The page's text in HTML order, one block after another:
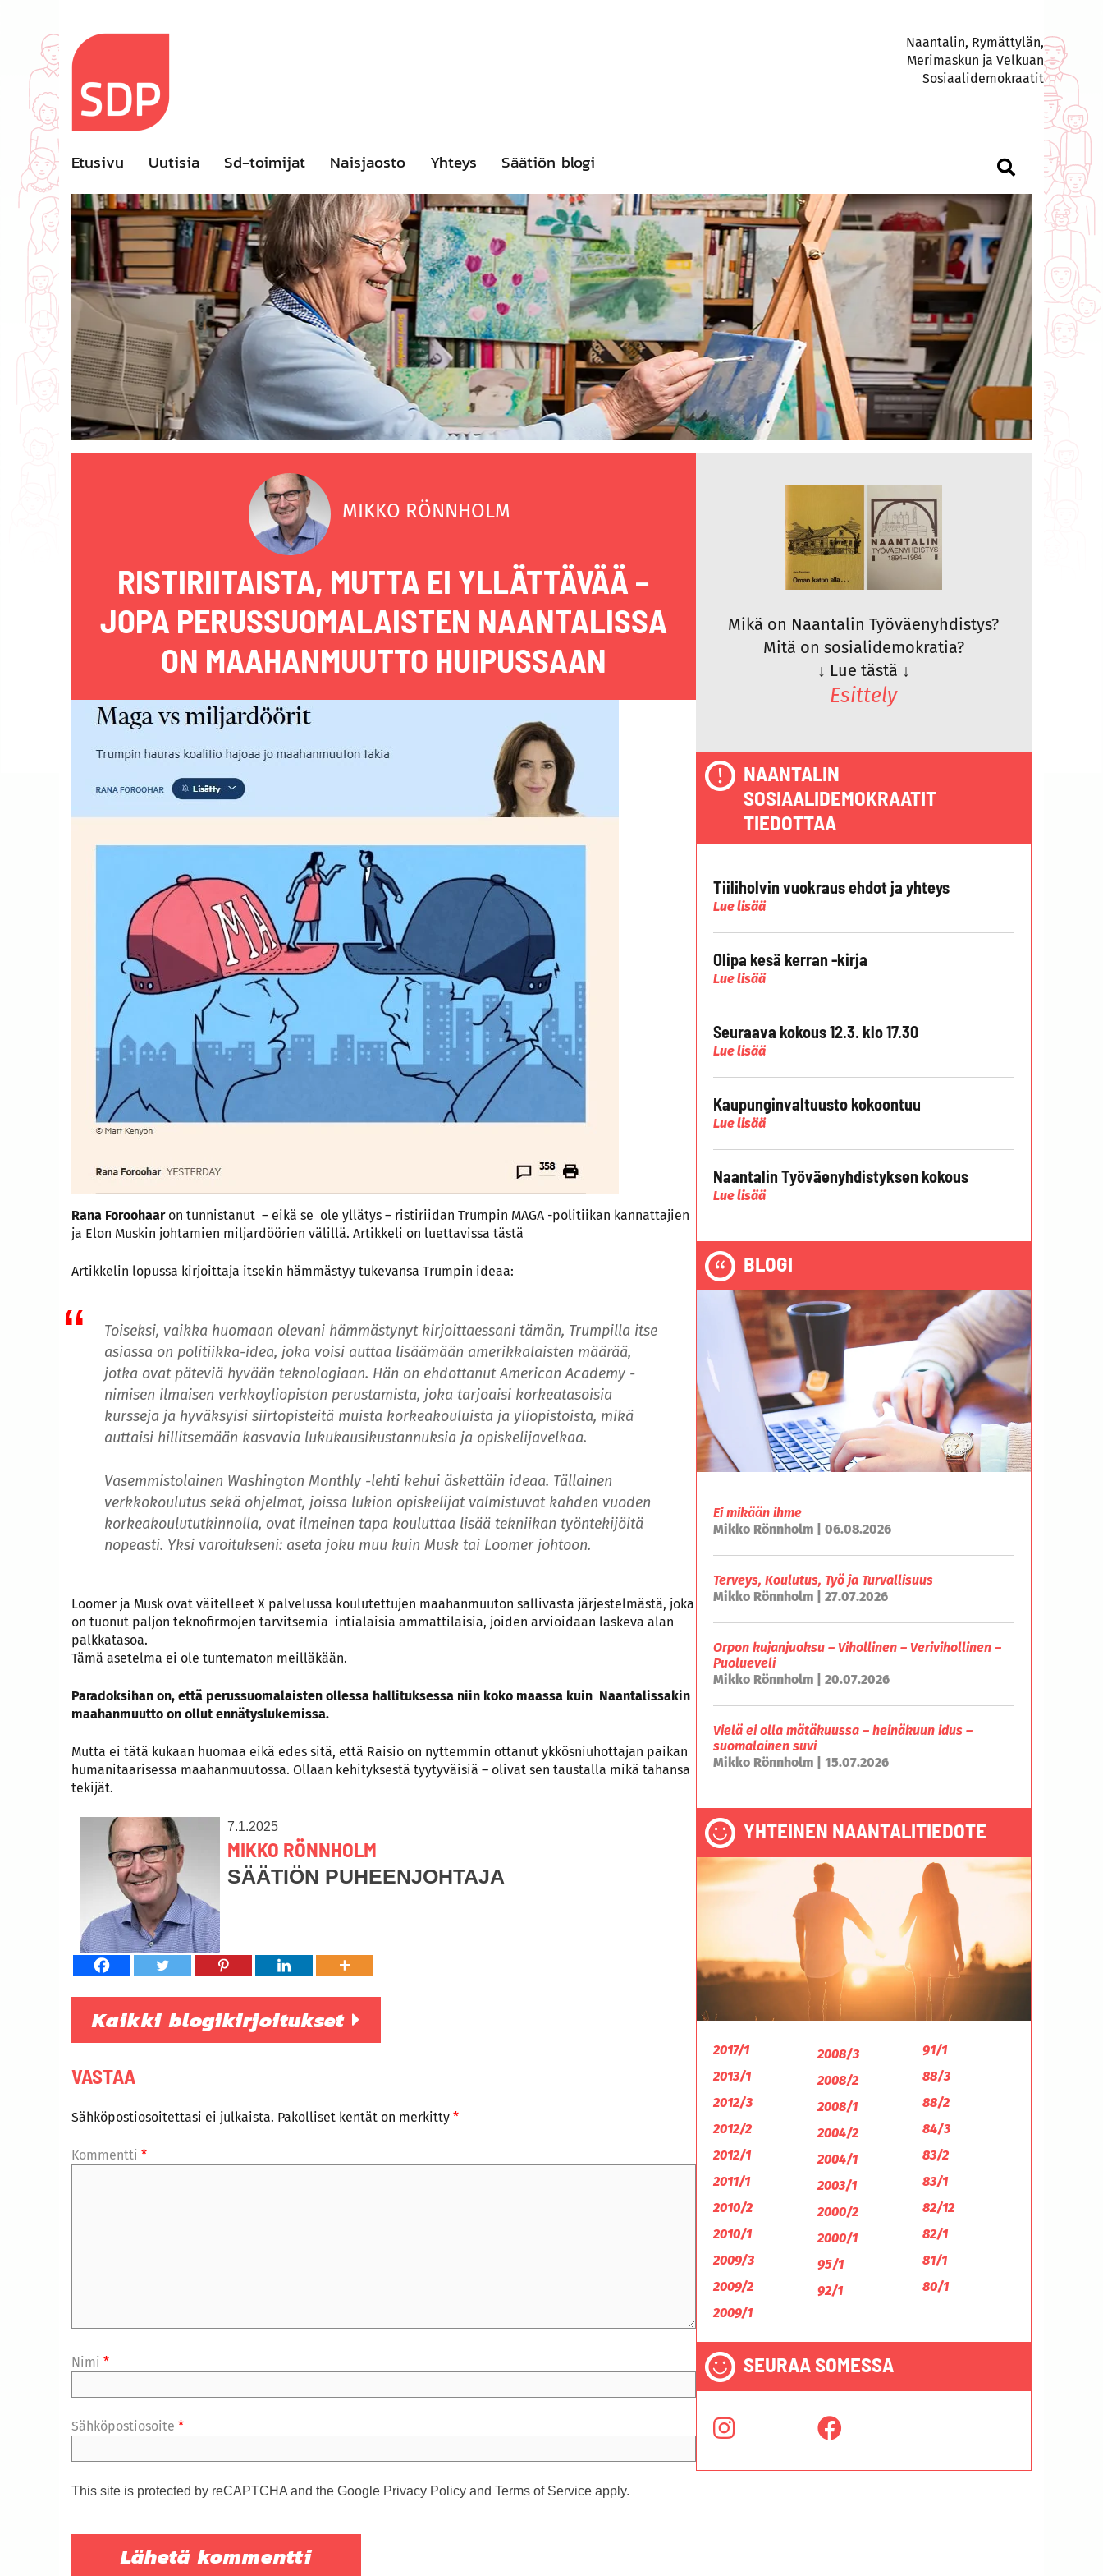
content
Naantalin, Rymättylän,
Merimaskun ja Velkuan
Sosiaalidemokraatit
Etusivu Uutisia Sd-toimijat Naisjaosto Yhteys Säätiön blogi
MIKKO RÖNNHOLM
RISTIRIITAISTA, MUTTA EI YLLÄTTÄVÄÄ –
JOPA PERUSSUOMALAISTEN NAANTALISSA
ON MAAHANMUUTTO HUIPUSSAAN
Rana Foroohaaron tunnistanut – eikä se ole yllätys – ristiriidan Trumpin MAGA -politiikan kannattajien
ja Elon Muskin johtamien miljardöörien välillä. Artikkeli on luettavissa tästä
Artikkelin lopussa kirjoittaja itsekin hämmästyy tukevansa Trumpin ideaa:
Toiseksi, vaikka huomaan olevani hämmästynyt kirjoittaessani tämän, Trumpilla itse
asiassa on politiikka-idea, joka voisi auttaa lisäämään amerikkalaisten määrää,
jotka ovat päteviä hyvään teknologiaan. Hän on ehdottanut American Academy -
nimisen ilmaisen verkkoyliopiston perustamista, joka tarjoaisi korkeatasoisia
kursseja ja hyväksyisi siirtopisteitä muista korkeakouluista ja yliopistoista, mikä
auttaisi hillitsemään kasvavia lukukausikustannuksia ja opiskelijavelkaa.
Vasemmistolainen Washington Monthly -lehti kehui äskettäin ideaa. Tällainen
verkkokoulutus sekä ohjelmat, joissa lukion opiskelijat valmistuvat kahden vuoden
korkeakoulututkinnolla, ovat ilmeinen tapa kouluttaa lisää tekniikan työntekijöitä
nopeasti. Yksi varoitukseni: aseta joku muu kuin Musk tai Loomer johtoon.
Loomer ja Musk ovat väitelleet X palvelussa koulutettujen maahanmuuton sallivasta järjestelmästä, joka
on tuonut paljon teknofirmojen tarvitsemia intialaisia ammattilaisia, joiden arvioidaan laskeva alan
palkkatasoa.
Tämä asetelma ei ole tuntematon meilläkään.
Paradoksihan on, että perussuomalaisten ollessa hallituksessa niin koko maassa kuin Naantalissakin
maahanmuutto on ollut ennätyslukemissa.
Mutta ei tätä kukaan huomaa eikä edes sitä, että Raisio on nyttemmin ottanut ykkösniuhottajan paikan
humanitaarisessa maahanmuutossa. Ollaan kehityksestä tyytyväisiä – olivat sen taustalla mikä tahansa
tekijät.
7.1.2025
MIKKO RÖNNHOLM
SÄÄTIÖN PUHEENJOHTAJA
Kaikki blogikirjoitukset
VASTAA
Sähköpostiosoitettasi ei julkaista. Pakolliset kentät on merkitty *
Kommentti *
Nimi *
Sähköpostiosoite *
This site is protected by reCAPTCHA and the Google Privacy Policy and Terms of Service apply.
Mikä on Naantalin Työväenyhdistys?
Mitä on sosialidemokratia?
↓ Lue tästä ↓
Esittely
NAANTALIN
SOSIAALIDEMOKRAATIT
TIEDOTTAA
Tiiliholvin vuokraus ehdot ja yhteys
Lue lisää
Olipa kesä kerran -kirja
Lue lisää
Seuraava kokous 12.3. klo 17.30
Lue lisää
Kaupunginvaltuusto kokoontuu
Lue lisää
Naantalin Työväenyhdistyksen kokous
Lue lisää
BLOGI
Ei mikään ihme
Mikko Rönnholm | 06.08.2026
Terveys, Koulutus, Työ ja Turvallisuus
Mikko Rönnholm | 27.07.2026
Orpon kujanjuoksu – Vihollinen – Verivihollinen –
Puolueveli
Mikko Rönnholm | 20.07.2026
Vielä ei olla mätäkuussa – heinäkuun idus –
suomalainen suvi
Mikko Rönnholm | 15.07.2026
YHTEINEN NAANTALITIEDOTE
2017/1
2013/1
2012/3
2012/2
2012/1
2011/1
2010/2
2010/1
2009/3
2009/2
2009/1
2008/3
2008/2
2008/1
2004/2
2004/1
2003/1
2000/2
2000/1
95/1
92/1
91/1
88/3
88/2
84/3
83/2
83/1
82/12
82/1
81/1
80/1
SEURAA SOMESSA